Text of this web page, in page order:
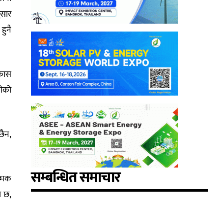
हुनै
छ,
सम्बन्धित समाचार